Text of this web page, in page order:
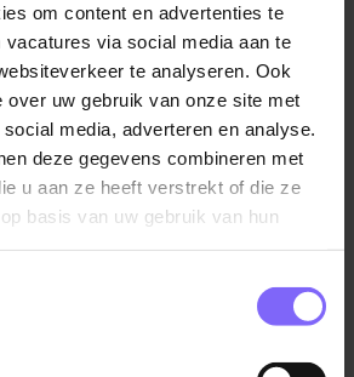
om content en advertenties te
vacatures via social media aan te
te analyseren. Ook
over uw gebruik van onze site met
media, adverteren en analyse.
deze gegevens combineren met
u aan ze heeft verstrekt of die ze
basis van uw gebruik van hun
Skillsprofiel in
Skillsprofiel